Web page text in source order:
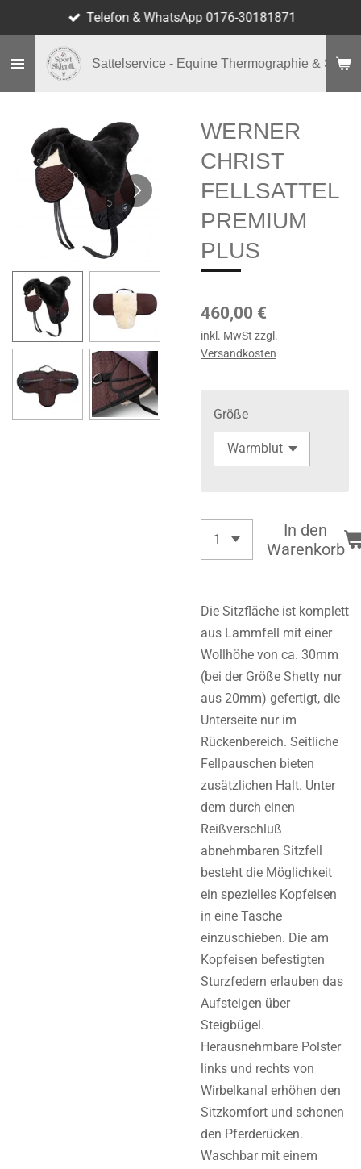
Hauptinhalt
springen
Sattelservice - Equine Thermographie & Shop
Telefon & WhatsApp 0176-30181871
WERNER
CHRIST
FELLSATTEL
PREMIUM
PLUS
460,00 €
inkl. MwSt zzgl.
Versandkosten
Größe
In den
Warenkorb
Die Sitzfläche ist komplett
aus Lammfell mit einer
Wollhöhe von ca. 30mm
(bei der Größe Shetty nur
aus 20mm) gefertigt, die
Unterseite nur im
Rückenbereich. Seitliche
Fellpauschen bieten
zusätzlichen Halt. Unter
dem durch einen
Reißverschluß
abnehmbaren Sitzfell
besteht die Möglichkeit
ein spezielles Kopfeisen
in eine Tasche
einzuschieben. Die am
Kopfeisen befestigten
Sturzfedern erlauben das
Aufsteigen über
Steigbügel.
Herausnehmbare Polster
links und rechts von
Wirbelkanal erhöhen den
Sitzkomfort und schonen
den Pferderücken.
Waschbar mit einem